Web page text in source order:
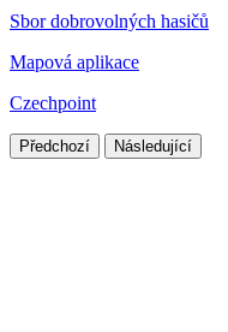
Sbor dobrovolných hasičů
Mapová aplikace
Czechpoint
Předchozí Následující